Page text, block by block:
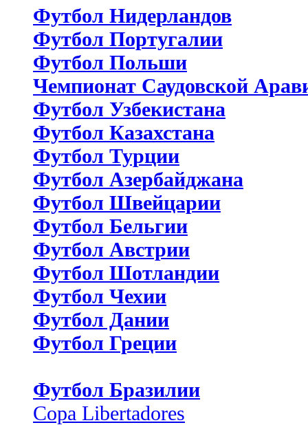
Футбол Нидерландов
Футбол Португалии
Футбол Польши
Чемпионат Саудовской
Футбол Узбекистана
Футбол Казахстана
Футбол Турции
Футбол Азербайджана
Футбол Швейцарии
Футбол Бельгии
Футбол Австрии
Футбол Шотландии
Футбол Чехии
Футбол Дании
Футбол Греции
Футбол Бразилии
Copa Libertadores